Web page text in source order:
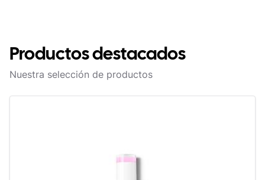
Productos destacados
Nuestra selección de productos